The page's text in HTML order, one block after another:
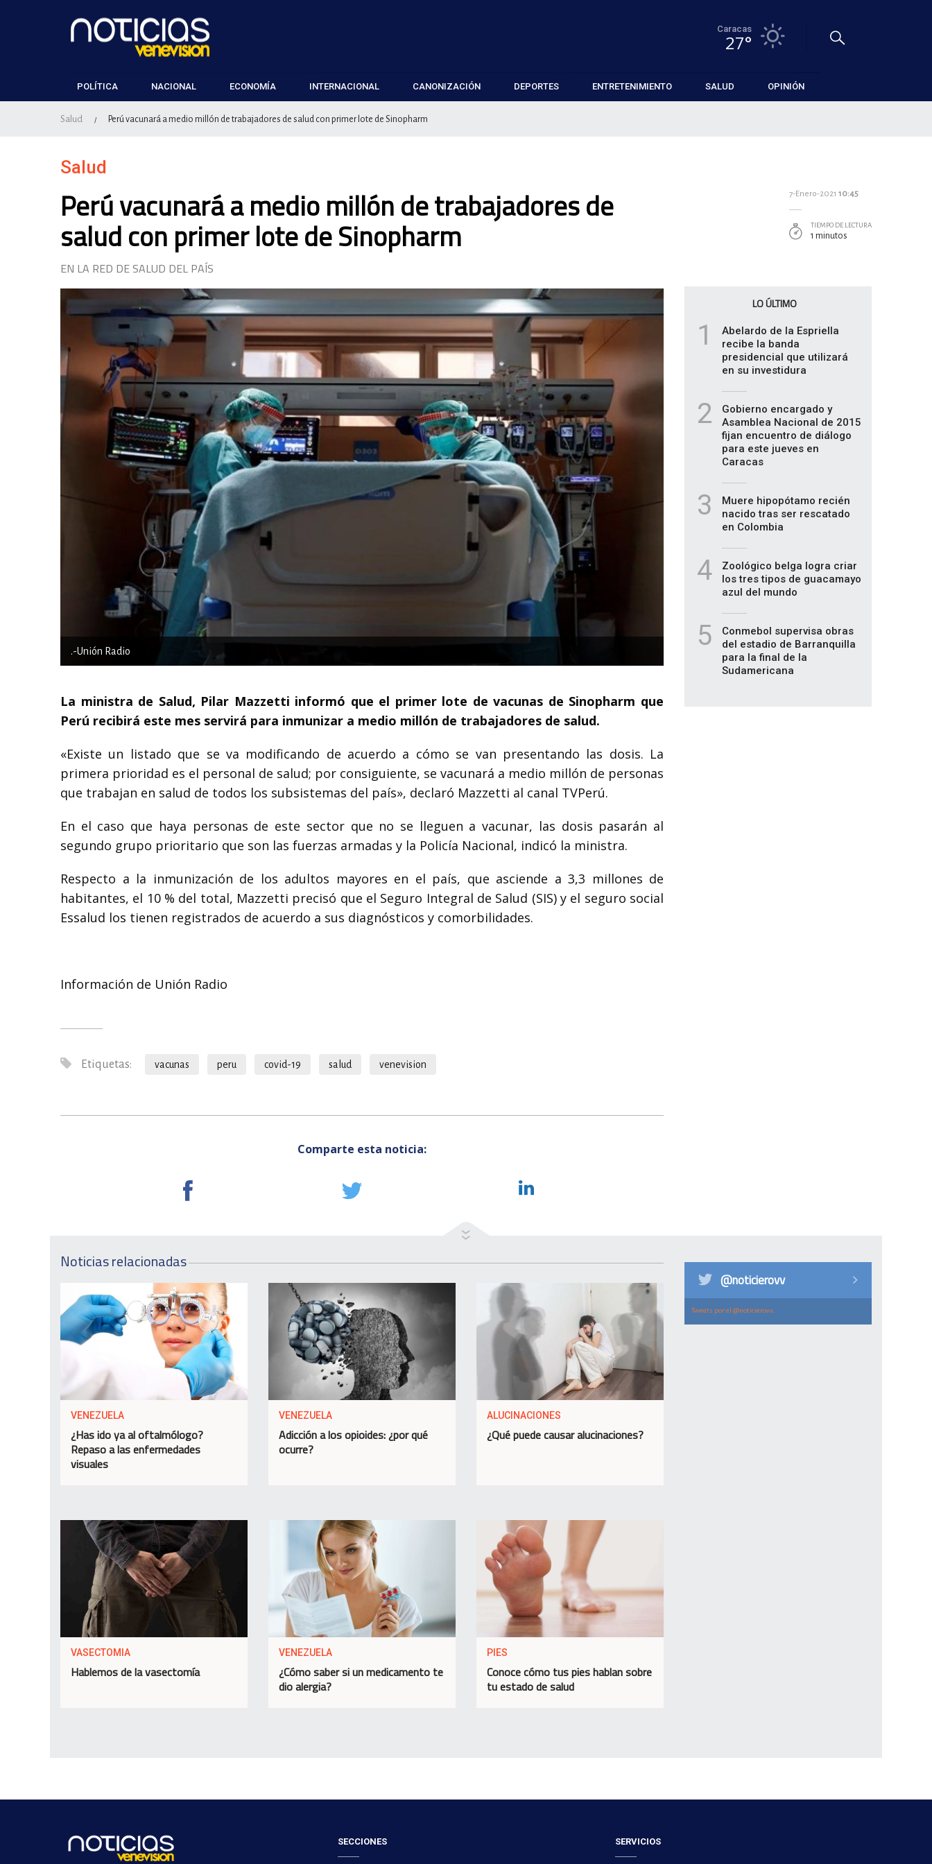
Caracas
27°
POLÍTICA NACIONAL ECONOMÍA INTERNACIONAL CANONIZACIÓN DEPORTES ENTRETENIMIENTO SALUD OPINIÓN
Salud / Perú vacunará a medio millón de trabajadores de salud con primer lote de Sinopharm
Salud
Perú vacunará a medio millón de trabajadores de
salud con primer lote de Sinopharm
EN LA RED DE SALUD DEL PAÍS
.-Unión Radio
La ministra de Salud, Pilar Mazzetti informó que el primer lote de vacunas de Sinopharm que
Perú recibirá este mes servirá para inmunizar a medio millón de trabajadores de salud.
«Existe un listado que se va modificando de acuerdo a cómo se van presentando las dosis. La
primera prioridad es el personal de salud; por consiguiente, se vacunará a medio millón de personas
que trabajan en salud de todos los subsistemas del país», declaró Mazzetti al canal TVPerú.
En el caso que haya personas de este sector que no se lleguen a vacunar, las dosis pasarán al
segundo grupo prioritario que son las fuerzas armadas y la Policía Nacional, indicó la ministra.
Respecto a la inmunización de los adultos mayores en el país, que asciende a 3,3 millones de
habitantes, el 10 % del total, Mazzetti precisó que el Seguro Integral de Salud (SIS) y el seguro social
Essalud los tienen registrados de acuerdo a sus diagnósticos y comorbilidades.
Información de Unión Radio
Etiquetas: vacunas peru covid-19 salud venevision
Comparte esta noticia:
7-Enero-2021 10:45
TIEMPO DE LECTURA
1 minutos
LO ÚLTIMO
1
Abelardo de la Espriella
recibe la banda
presidencial que utilizará
en su investidura
2
Gobierno encargado y
Asamblea Nacional de 2015
fijan encuentro de diálogo
para este jueves en
Caracas
3
Muere hipopótamo recién
nacido tras ser rescatado
en Colombia
4
Zoológico belga logra criar
los tres tipos de guacamayo
azul del mundo
5
Conmebol supervisa obras
del estadio de Barranquilla
para la final de la
Sudamericana
Noticias relacionadas
VENEZUELA
¿Has ido ya al oftalmólogo?
Repaso a las enfermedades
visuales
VENEZUELA
Adicción a los opioides: ¿por qué
ocurre?
ALUCINACIONES
¿Qué puede causar alucinaciones?
VASECTOMIA
Hablemos de la vasectomía
VENEZUELA
¿Cómo saber si un medicamento te
dio alergia?
PIES
Conoce cómo tus pies hablan sobre
tu estado de salud
@noticierovv
Tweets por el @noticierovv.
SECCIONES SERVICIOS